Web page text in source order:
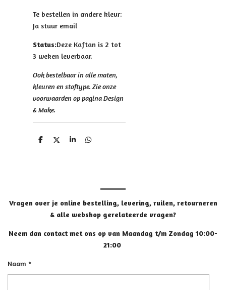
Te bestellen in andere kleur:
Ja stuur email
Status:Deze Kaftan is 2 tot
3 weken leverbaar.
Ook bestelbaar in alle maten,
kleuren en stoftype. Zie onze
voorwaarden op pagina Design
& Make.
D
D
S
D
Vragen over je online bestelling, levering, ruilen, retourneren
& alle webshop gerelateerde vragen?
Neem dan contact met ons op van Maandag t/m Zondag 10:00-
21:00
Naam *